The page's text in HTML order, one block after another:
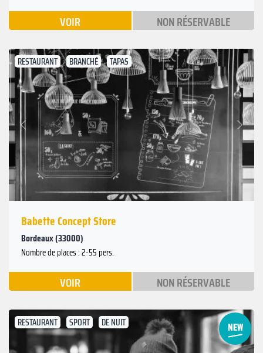
VOIR NON RÉSERVABLE
RESTAURANT BRANCHÉ TAPAS
Précédent
Suivant
Babette Concept Store
Bordeaux (33000)
Nombre de places : 2-55 pers.
VOIR NON RÉSERVABLE
RESTAURANT SPORT DE NUIT